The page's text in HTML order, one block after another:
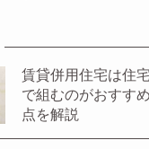
賃貸併用住宅は住
で組むのがおすす
点を解説